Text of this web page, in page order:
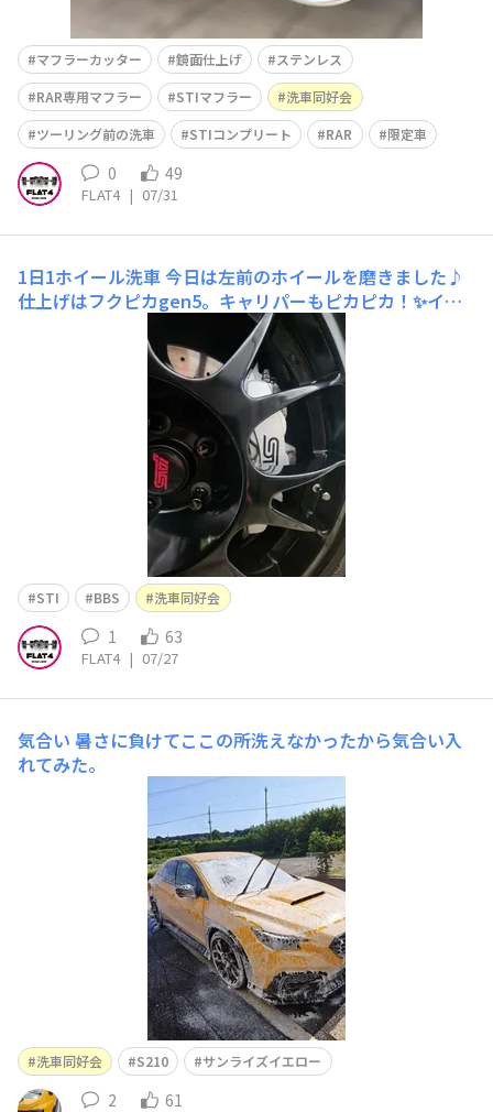
マフラーカッター 鏡面仕上げ
ステンレス
RAR専用マフラー
STIマフラー
洗車同好会
ツーリング前の洗車
STIコンプリート RAR 限定車
0 49
FLAT4 | 07/31
1日1ホイール洗車今日は左前のホイールを磨きました♪
仕上げはフクピカgen5。キャリパーもピカピカ！✨イン
ナーフェンダーも簡易コーティングしました。15分程度
でしたが汗だく👕💦#STI #BBS
STI BBS 洗車同好会
1 63
FLAT4 | 07/27
気合い 暑さに負けてここの所洗えなかったから気合い入
れてみた。
洗車同好会 S210 サンライズイエロー
2 61